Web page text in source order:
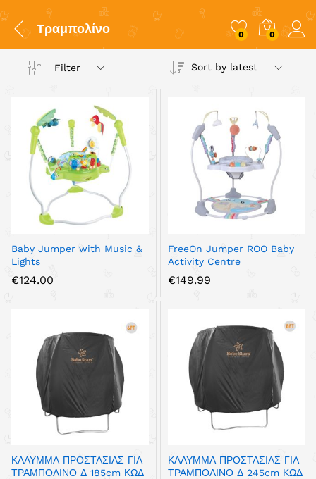
Τραμπολίνο 0 0
Filter Sort by latest
Baby Jumper with Music &
Lights
€124.00
FreeOn Jumper ROO Baby
Activity Centre
€149.99
ΚΑΛΥΜΜΑ ΠΡΟΣΤΑΣΙΑΣ ΓΙΑ
ΤΡΑΜΠΟΛΙΝΟ Δ 185cm ΚΩΔ
ΚΑΛΥΜΜΑ ΠΡΟΣΤΑΣΙΑΣ ΓΙΑ
ΤΡΑΜΠΟΛΙΝΟ Δ 245cm ΚΩΔ